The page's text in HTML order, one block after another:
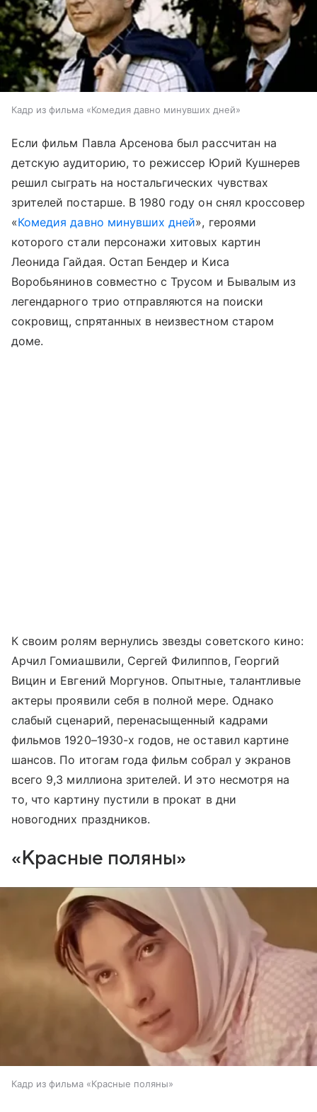
Кадр из фильма «Комедия давно минувших дней»
Если фильм Павла Арсенова был рассчитан на
детскую аудиторию, то режиссер Юрий Кушнерев
решил сыграть на ностальгических чувствах
зрителей постарше. В 1980 году он снял кроссовер
«Комедия давно минувших дней», героями
которого стали персонажи хитовых картин
Леонида Гайдая. Остап Бендер и Киса
Воробьянинов совместно с Трусом и Бывалым из
легендарного трио отправляются на поиски
сокровищ, спрятанных в неизвестном старом
доме.
К своим ролям вернулись звезды советского кино:
Арчил Гомиашвили, Сергей Филиппов, Георгий
Вицин и Евгений Моргунов. Опытные, талантливые
актеры проявили себя в полной мере. Однако
слабый сценарий, перенасыщенный кадрами
фильмов 1920–1930-х годов, не оставил картине
шансов. По итогам года фильм собрал у экранов
всего 9,3 миллиона зрителей. И это несмотря на
то, что картину пустили в прокат в дни
новогодних праздников.
«Красные поляны»
Кадр из фильма «Красные поляны»